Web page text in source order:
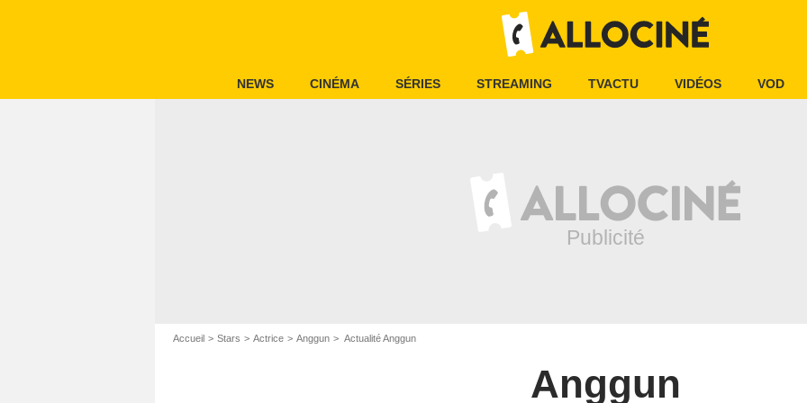
NEWS CINÉMA SÉRIES STREAMING TVACTU VIDÉOS VOD
Accueil Stars Actrice Anggun Actualité Anggun
Anggun